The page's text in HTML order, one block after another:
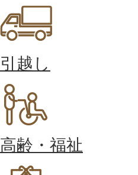
引越し
高齢・福祉